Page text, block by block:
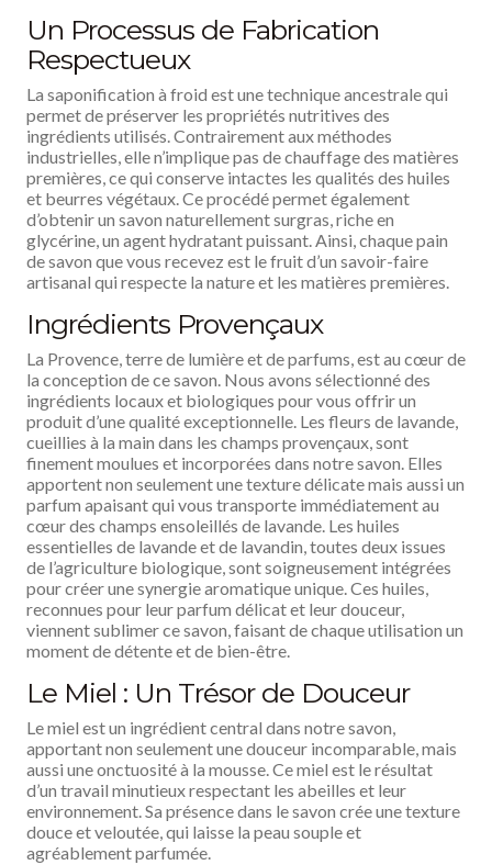
Un Processus de Fabrication
Respectueux
La saponification à froid est une technique ancestrale qui
permet de préserver les propriétés nutritives des
ingrédients utilisés. Contrairement aux méthodes
industrielles, elle n’implique pas de chauffage des matières
premières, ce qui conserve intactes les qualités des huiles
et beurres végétaux. Ce procédé permet également
d’obtenir un savon naturellement surgras, riche en
glycérine, un agent hydratant puissant. Ainsi, chaque pain
de savon que vous recevez est le fruit d’un savoir-faire
artisanal qui respecte la nature et les matières premières.
Ingrédients Provençaux
La Provence, terre de lumière et de parfums, est au cœur de
la conception de ce savon. Nous avons sélectionné des
ingrédients locaux et biologiques pour vous offrir un
produit d’une qualité exceptionnelle. Les fleurs de lavande,
cueillies à la main dans les champs provençaux, sont
finement moulues et incorporées dans notre savon. Elles
apportent non seulement une texture délicate mais aussi un
parfum apaisant qui vous transporte immédiatement au
cœur des champs ensoleillés de lavande. Les huiles
essentielles de lavande et de lavandin, toutes deux issues
de l’agriculture biologique, sont soigneusement intégrées
pour créer une synergie aromatique unique. Ces huiles,
reconnues pour leur parfum délicat et leur douceur,
viennent sublimer ce savon, faisant de chaque utilisation un
moment de détente et de bien-être.
Le Miel : Un Trésor de Douceur
Le miel est un ingrédient central dans notre savon,
apportant non seulement une douceur incomparable, mais
aussi une onctuosité à la mousse. Ce miel est le résultat
d’un travail minutieux respectant les abeilles et leur
environnement. Sa présence dans le savon crée une texture
douce et veloutée, qui laisse la peau souple et
agréablement parfumée.